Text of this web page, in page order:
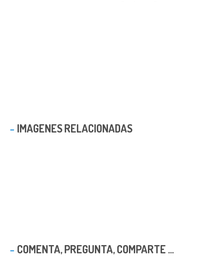
IMAGENES RELACIONADAS
COMENTA, PREGUNTA, COMPARTE ...